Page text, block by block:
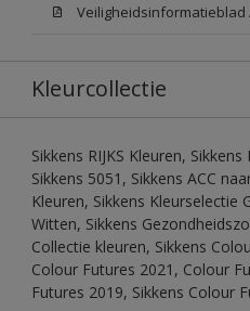
Kleurcollectie
Sikkens RIJKS Kleuren,
Sikkens 5051, Sikkens ACC
Kleuren, Sikkens Kleurselectie
Witten, Sikkens
Collectie kleuren, Sikkens
Colour Futures 2021, Colour
Futures 2019, Sikkens Colour